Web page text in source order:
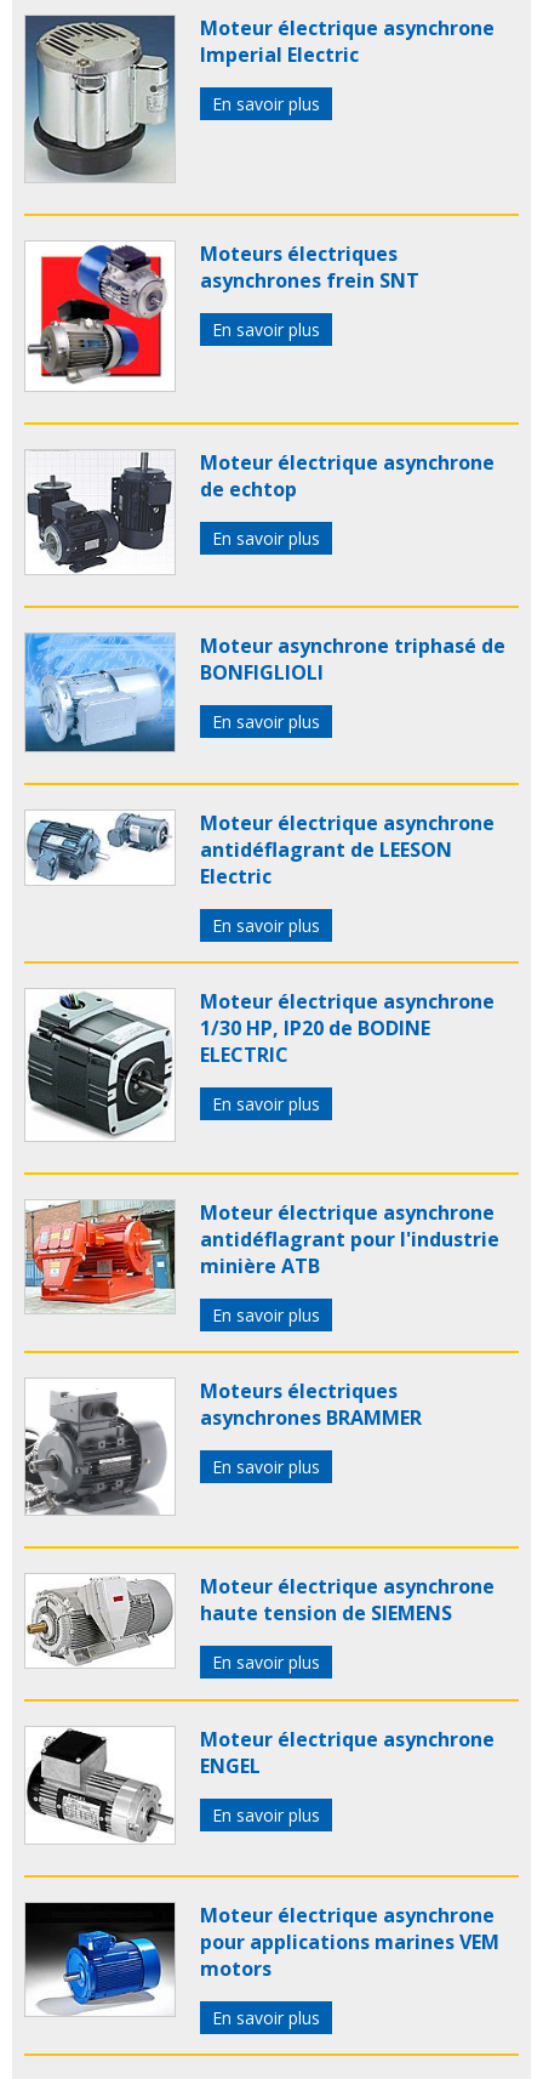
Moteur électrique asynchrone
Imperial Electric
En savoir plus
Moteurs électriques
asynchrones frein SNT
En savoir plus
Moteur électrique asynchrone
de echtop
En savoir plus
Moteur asynchrone triphasé de
BONFIGLIOLI
En savoir plus
Moteur électrique asynchrone
antidéflagrant de LEESON
Electric
En savoir plus
Moteur électrique asynchrone
1/30 HP, IP20 de BODINE
ELECTRIC
En savoir plus
Moteur électrique asynchrone
antidéflagrant pour l'industrie
minière ATB
En savoir plus
Moteurs électriques
asynchrones BRAMMER
En savoir plus
Moteur électrique asynchrone
haute tension de SIEMENS
En savoir plus
Moteur électrique asynchrone
ENGEL
En savoir plus
Moteur électrique asynchrone
pour applications marines VEM
motors
En savoir plus